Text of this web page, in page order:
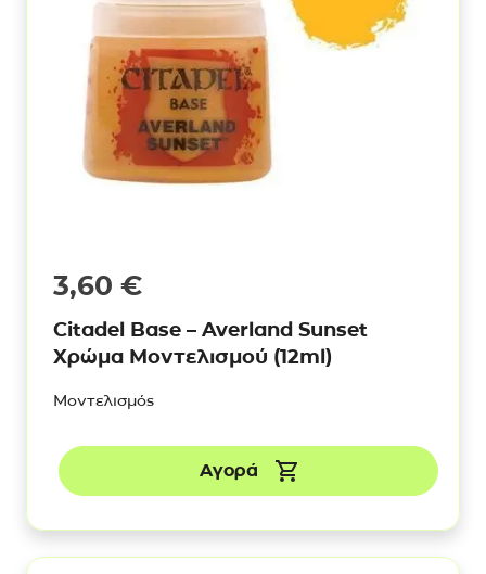
3,60 €
Citadel Base – Averland Sunset
Χρώμα Μοντελισμού (12ml)
Μοντελισμός
Αγορά